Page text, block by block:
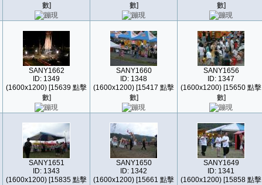
數]
數]
數]
SANY1662
ID: 1349
(1600x1200) [15639 點擊
數]
SANY1660
ID: 1348
(1600x1200) [15417 點擊
數]
SANY1656
ID: 1347
(1600x1200) [15650 點擊
數]
SANY1651
ID: 1343
(1600x1200) [15835 點擊
SANY1650
ID: 1342
(1600x1200) [15661 點擊
SANY1649
ID: 1341
(1600x1200) [15858 點擊